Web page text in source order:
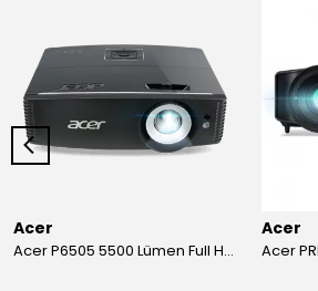
Acer
Acer P6505 5500 Lümen Full HD Toplantı Odası Projeksiyonu
Acer